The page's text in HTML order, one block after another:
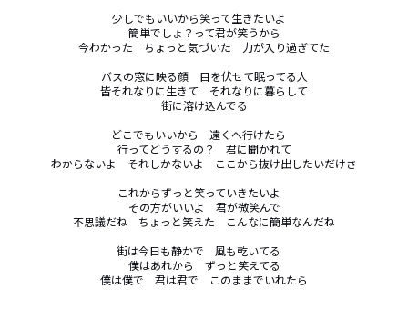
少しでもいいから笑って生きたいよ
簡単でしょ？って君が笑うから
今わかった　ちょっと気づいた　力が入り過ぎてた
バスの窓に映る顔　目を伏せて眠ってる人
皆それなりに生きて　それなりに暮らして
街に溶け込んでる
どこでもいいから　遠くへ行けたら
行ってどうするの？　君に聞かれて
わからないよ　それしかないよ　ここから抜け出したいだけさ
これからずっと笑っていきたいよ
その方がいいよ　君が微笑んで
不思議だね　ちょっと笑えた　こんなに簡単なんだね
街は今日も静かで　風も乾いてる
僕はあれから　ずっと笑えてる
僕は僕で　君は君で　このままでいれたら